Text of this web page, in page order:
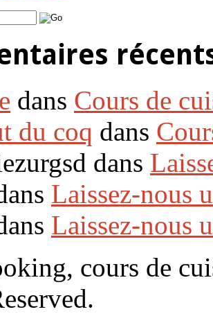
dans Cours de
du coq dans
dans
Laissez-nous
Laissez-nous
cours de